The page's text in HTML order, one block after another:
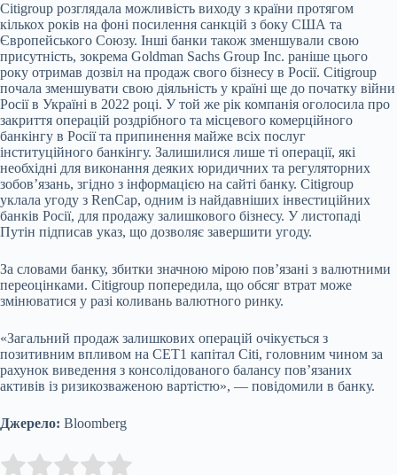
Citigroup розглядала можливість виходу з країни протягом
кількох років на фоні посилення санкцій з боку США та
Європейського Союзу. Інші банки також зменшували свою
присутність, зокрема Goldman Sachs Group Inc. раніше цього
року отримав дозвіл на продаж свого бізнесу в Росії. Citigroup
почала зменшувати свою діяльність у країні ще до початку війни
Росії в Україні в 2022 році. У той же рік компанія оголосила про
закриття операцій роздрібного та місцевого комерційного
банкінгу в Росії та припинення майже всіх послуг
інституційного банкінгу. Залишилися лише ті операції, які
необхідні для виконання деяких юридичних та регуляторних
зобов’язань, згідно з інформацією на сайті банку. Citigroup
уклала угоду з RenCap, одним із найдавніших інвестиційних
банків Росії, для продажу залишкового бізнесу. У листопаді
Путін підписав указ, що дозволяє завершити угоду.
За словами банку, збитки значною мірою пов’язані з валютними
переоцінками. Citigroup попередила, що обсяг втрат може
змінюватися у разі коливань валютного ринку.
«Загальний продаж залишкових операцій очікується з
позитивним впливом на CET1 капітал Citi, головним чином за
рахунок виведення з консолідованого балансу пов’язаних
активів із ризикозваженою вартістю», — повідомили в банку.
Джерело: Bloomberg
Rate this item: